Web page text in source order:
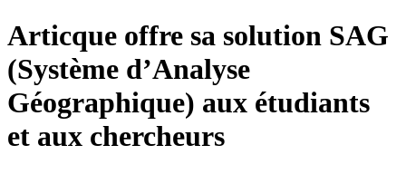
Articque offre sa solution SAG
(Système d’Analyse
Géographique) aux étudiants
et aux chercheurs